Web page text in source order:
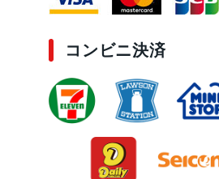
コンビニ決済